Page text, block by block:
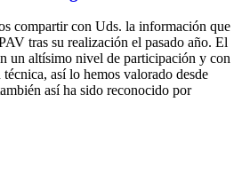
compartir con Uds. la información que
tras su realización el pasado año. El
un altísimo nivel de participación y con
así lo hemos valorado desde
así ha sido reconocido por